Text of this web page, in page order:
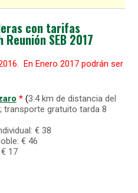
con tarifas
SEB 2017
En Enero 2017 podrán ser
* (3.4 km de distancia del
transporte gratuito tarda 8
€ 38
€ 46
17